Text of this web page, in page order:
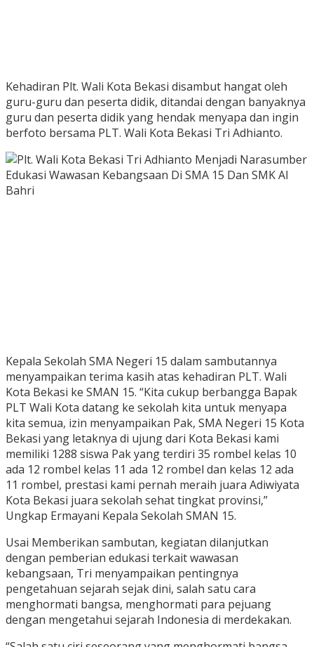
Kehadiran Plt. Wali Kota Bekasi disambut hangat oleh
guru-guru dan peserta didik, ditandai dengan banyaknya
guru dan peserta didik yang hendak menyapa dan ingin
berfoto bersama PLT. Wali Kota Bekasi Tri Adhianto.
Kepala Sekolah SMA Negeri 15 dalam sambutannya
menyampaikan terima kasih atas kehadiran PLT. Wali
Kota Bekasi ke SMAN 15. “Kita cukup berbangga Bapak
PLT Wali Kota datang ke sekolah kita untuk menyapa
kita semua, izin menyampaikan Pak, SMA Negeri 15 Kota
Bekasi yang letaknya di ujung dari Kota Bekasi kami
memiliki 1288 siswa Pak yang terdiri 35 rombel kelas 10
ada 12 rombel kelas 11 ada 12 rombel dan kelas 12 ada
11 rombel, prestasi kami pernah meraih juara Adiwiyata
Kota Bekasi juara sekolah sehat tingkat provinsi,”
Ungkap Ermayani Kepala Sekolah SMAN 15.
Usai Memberikan sambutan, kegiatan dilanjutkan
dengan pemberian edukasi terkait wawasan
kebangsaan, Tri menyampaikan pentingnya
pengetahuan sejarah sejak dini, salah satu cara
menghormati bangsa, menghormati para pejuang
dengan mengetahui sejarah Indonesia di merdekakan.